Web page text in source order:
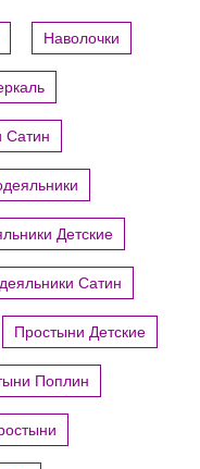
Наволочки
Сатин
Детские
Сатин
Простыни Детские
Поплин